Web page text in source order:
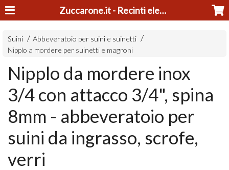
Zuccarone.it - Recinti elettrici e tosatrici
Suini
Abbeveratoio per suini e suinetti
Nipplo a mordere per suinetti e magroni
Nipplo da mordere inox
3/4 con attacco 3/4", spina
8mm - abbeveratoio per
suini da ingrasso, scrofe,
verri